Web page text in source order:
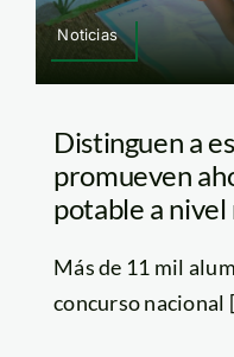
Noticias
Distinguen a
promueven
potable a nivel
Más de 11 mil
concurso nacional